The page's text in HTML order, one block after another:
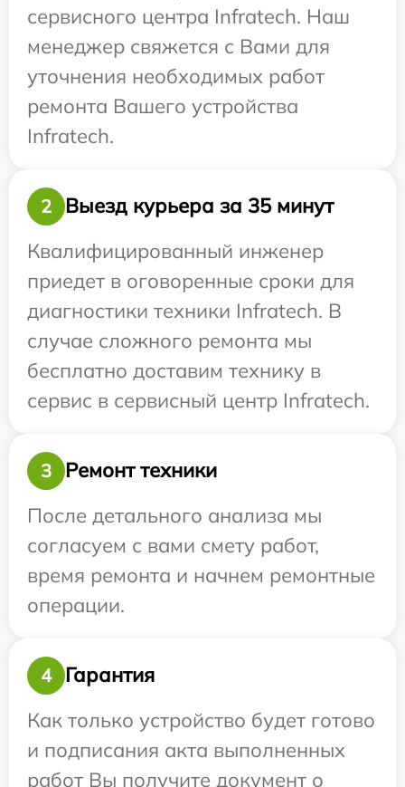
сервисного центра Infratech. Наш
менеджер свяжется с Вами для
уточнения необходимых работ
ремонта Вашего устройства
Infratech.
2
Выезд курьера за 35 минут
Квалифицированный инженер
приедет в оговоренные сроки для
диагностики техники Infratech. В
случае сложного ремонта мы
бесплатно доставим технику в
сервис в сервисный центр Infratech.
3
Ремонт техники
После детального анализа мы
согласуем с вами смету работ,
время ремонта и начнем ремонтные
операции.
4
Гарантия
Как только устройство будет готово
и подписания акта выполненных
работ Вы получите документ о